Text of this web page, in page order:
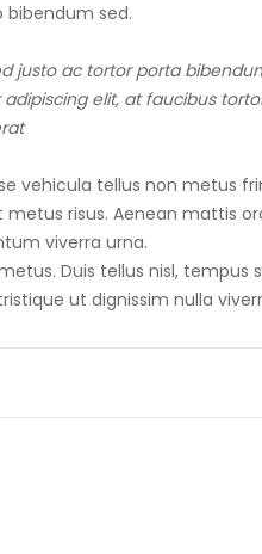
bibendum sed.
justo ac tortor porta
elit, at faucibus
vehicula tellus non metus
risus. Aenean mattis
viverra urna.
Duis tellus nisl,
ut dignissim nulla